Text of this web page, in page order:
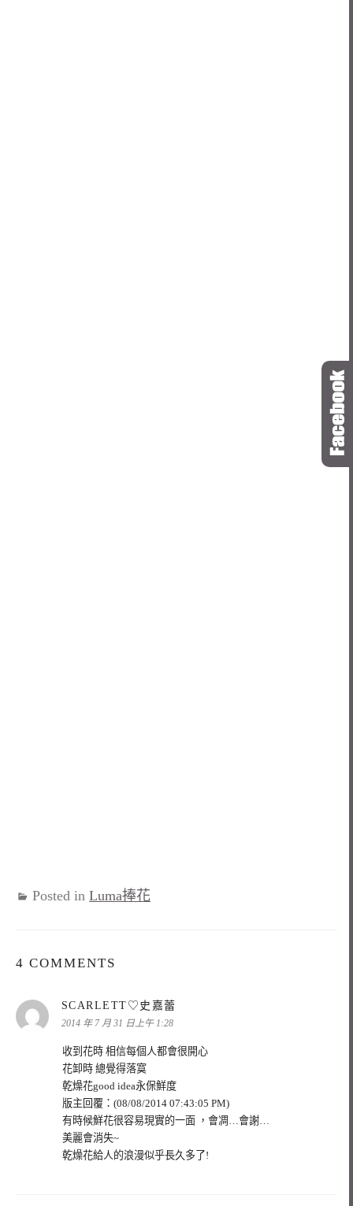
Posted in Luma捧花
4 COMMENTS
SCARLETT♡史嘉蕾
2014 年 7 月 31 日上午 1:28
收到花時 相信每個人都會很開心
花卸時 總覺得落寞
乾燥花good idea永保鮮度
版主回覆：(08/08/2014 07:43:05 PM)
有時候鮮花很容易現實的一面 ，會凋…會謝…
美麗會消失~
乾燥花給人的浪漫似乎長久多了!